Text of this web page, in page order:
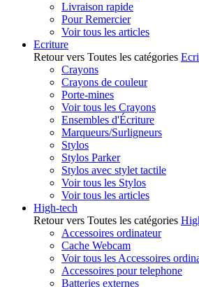
Livraison rapide
Pour Remercier
Voir tous les articles
Ecriture
Retour vers Toutes les catégories
Crayons
Crayons de couleur
Porte-mines
Voir tous les Crayons
Ensembles d'Écriture
Marqueurs/Surligneurs
Stylos
Stylos Parker
Stylos avec stylet tactile
Voir tous les Stylos
Voir tous les articles
High-tech
Retour vers Toutes les catégories
Accessoires ordinateur
Cache Webcam
Voir tous les Accessoires
Accessoires pour telephone
Batteries externes